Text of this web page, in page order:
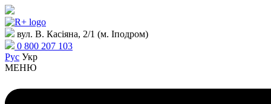
вул. В. Касіяна, 2/1 (м. Іподром)
0 800 207 103
Рус Укр
МЕНЮ